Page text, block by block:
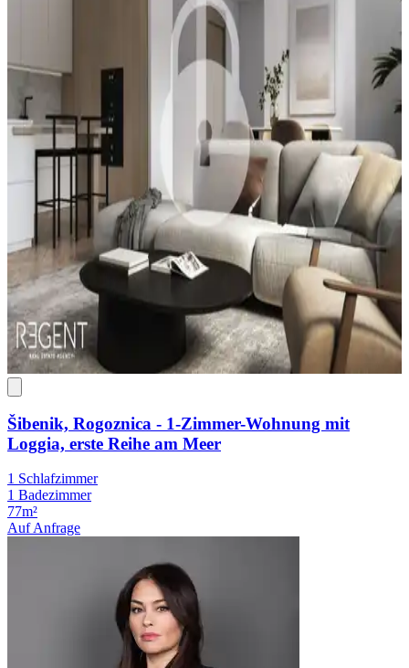
Šibenik, Rogoznica - 1-Zimmer-Wohnung mit
Loggia, erste Reihe am Meer
1 Schlafzimmer
1 Badezimmer
77m²
Auf Anfrage